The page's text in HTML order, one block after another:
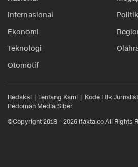
Internasional
Politik
Ekonomi
Teknologi
Otomotif
Redaksi Tentang Kami Kode Etik
Pedoman Media Siber
©Copyright 2018 – 2026 ifakta.co All Rights